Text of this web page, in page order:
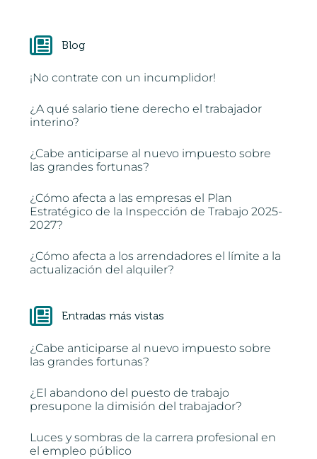
Blog
¡No contrate con un incumplidor!
¿A qué salario tiene derecho el trabajador
interino?
¿Cabe anticiparse al nuevo impuesto sobre
las grandes fortunas?
¿Cómo afecta a las empresas el Plan
Estratégico de la Inspección de Trabajo 2025-
2027?
¿Cómo afecta a los arrendadores el límite a la
actualización del alquiler?
Entradas más vistas
¿Cabe anticiparse al nuevo impuesto sobre
las grandes fortunas?
¿El abandono del puesto de trabajo
presupone la dimisión del trabajador?
Luces y sombras de la carrera profesional en
el empleo público